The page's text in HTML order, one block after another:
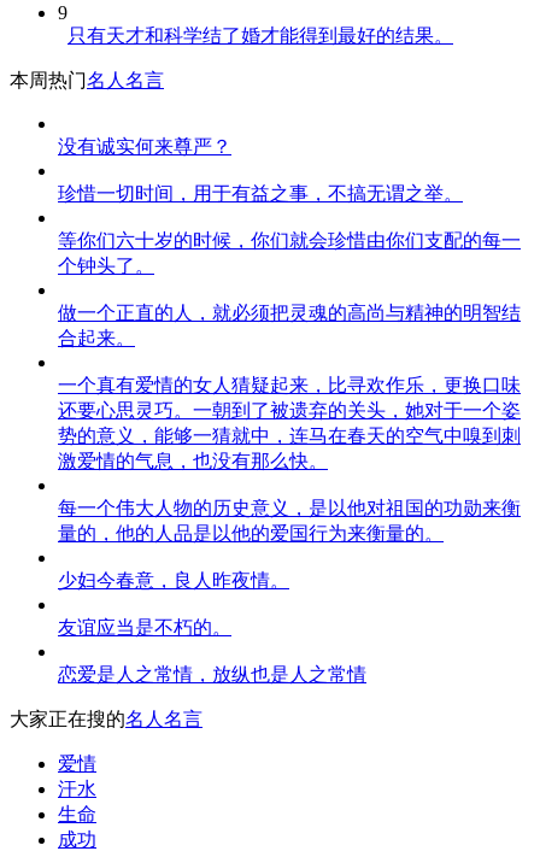
9
只有天才和科学结了婚才能得到最好的结果。
本周热门名人名言
没有诚实何来尊严？
珍惜一切时间，用于有益之事，不搞无谓之举。
等你们六十岁的时候，你们就会珍惜由你们支配的每一
个钟头了。
做一个正直的人，就必须把灵魂的高尚与精神的明智结
合起来。
一个真有爱情的女人猜疑起来，比寻欢作乐，更换口味
还要心思灵巧。一朝到了被遗弃的关头，她对于一个姿
势的意义，能够一猜就中，连马在春天的空气中嗅到刺
激爱情的气息，也没有那么快。
每一个伟大人物的历史意义，是以他对祖国的功勋来衡
量的，他的人品是以他的爱国行为来衡量的。
少妇今春意，良人昨夜情。
友谊应当是不朽的。
恋爱是人之常情，放纵也是人之常情
大家正在搜的名人名言
爱情
汗水
生命
成功